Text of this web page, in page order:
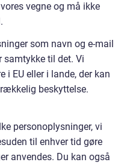
vegne og må ikke
som navn og e-mail
samtykke til det. Vi
i EU eller i lande, der kan
beskyttelse.
personoplysninger, vi
til enhver tid gøre
anvendes. Du kan også